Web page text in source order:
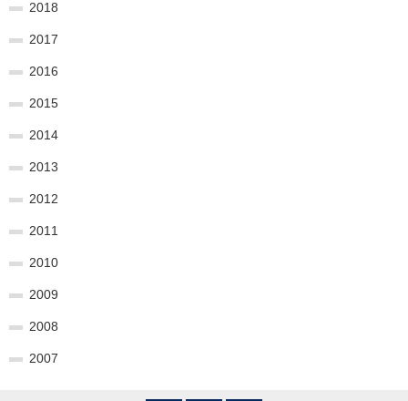
2018
2017
2016
2015
2014
2013
2012
2011
2010
2009
2008
2007